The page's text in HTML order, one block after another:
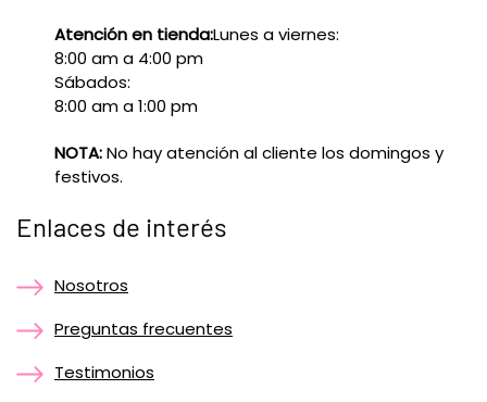
Atención en tienda:Lunes a viernes:
8:00 am a 4:00 pm
Sábados:
8:00 am a 1:00 pm
NOTA:No hay atención al cliente los domingos y
festivos.
Enlaces de interés
Nosotros
Preguntas frecuentes
Testimonios